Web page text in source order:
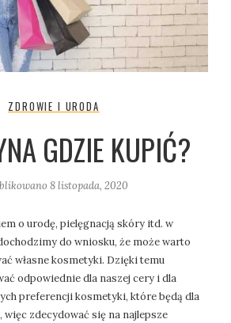
ZDROWIE I URODA
GDZIE KUPIĆ?
8 listopada, 2020
o urodę, pielęgnacją skóry itd. w
do wniosku, że może warto
własne kosmetyki. Dzięki temu
odpowiednie dla naszej cery i dla
preferencji kosmetyki, które będą dla
więc zdecydować się na najlepsze